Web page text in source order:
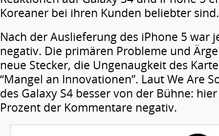
Koreaner bei ihren Kunden beliebter sind.
Nach der Auslieferung des iPhone 5 war
negativ. Die primären Probleme und
neue Stecker, die Ungenaugkeit des
“Mangel an Innovationen”. Laut We Are
des Galaxy S4 besser von der Bühne:
Prozent der Kommentare negativ.